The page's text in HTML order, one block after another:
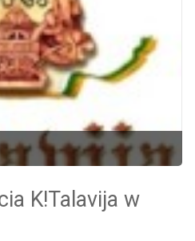
K!Talavija w